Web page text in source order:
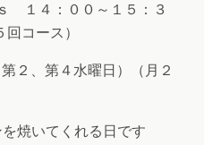
１４：００～１５：３
コース）
２、第４水曜日）（月２
を焼いてくれる日です